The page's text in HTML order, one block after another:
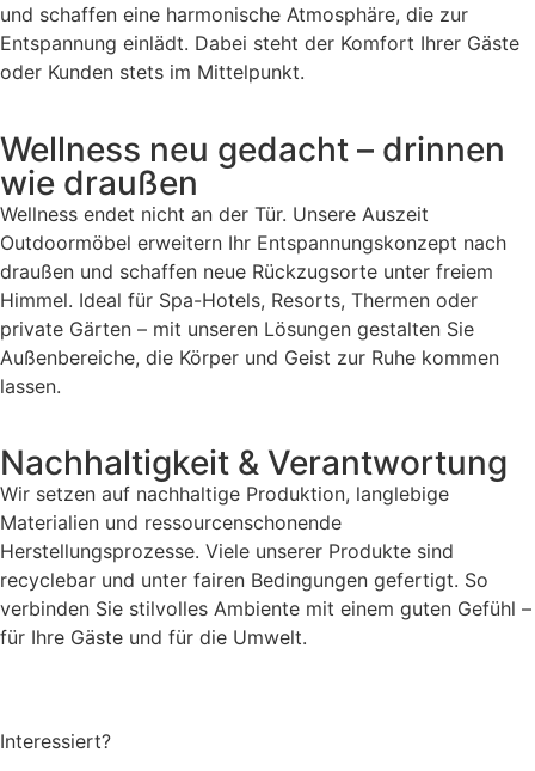
und schaffen eine harmonische Atmosphäre, die zur
Entspannung einlädt. Dabei steht der Komfort Ihrer Gäste
oder Kunden stets im Mittelpunkt.
Wellness neu gedacht – drinnen
wie draußen
Wellness endet nicht an der Tür. Unsere Auszeit
Outdoormöbel erweitern Ihr Entspannungskonzept nach
draußen und schaffen neue Rückzugsorte unter freiem
Himmel. Ideal für Spa-Hotels, Resorts, Thermen oder
private Gärten – mit unseren Lösungen gestalten Sie
Außenbereiche, die Körper und Geist zur Ruhe kommen
lassen.
Nachhaltigkeit & Verantwortung
Wir setzen auf nachhaltige Produktion, langlebige
Materialien und ressourcenschonende
Herstellungsprozesse. Viele unserer Produkte sind
recyclebar und unter fairen Bedingungen gefertigt. So
verbinden Sie stilvolles Ambiente mit einem guten Gefühl –
für Ihre Gäste und für die Umwelt.
Interessiert?